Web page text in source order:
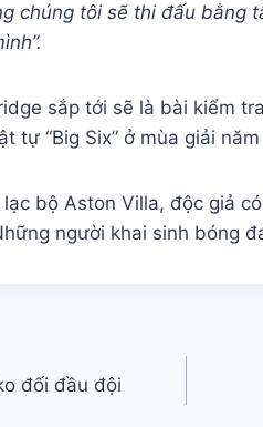
chúng tôi sẽ thi đấu bằng
sắp tới sẽ là bài kiểm
tự “Big Six” ở mùa giải năm
bộ Aston Villa, độc giả
người khai sinh bóng
đối đầu đội